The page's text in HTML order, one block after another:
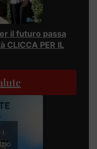
il futuro passa
CLICCA PER IL
i